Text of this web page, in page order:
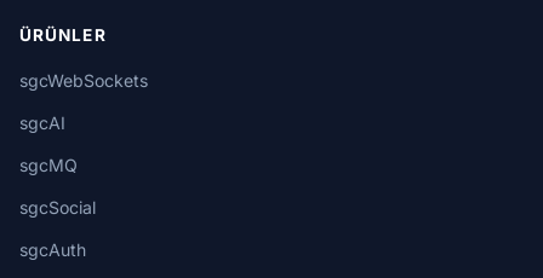
ÜRÜNLER
sgcWebSockets
sgcAI
sgcMQ
sgcSocial
sgcAuth